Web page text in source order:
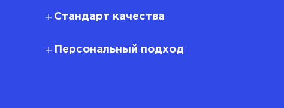
Стандарт качества
Персональный подход